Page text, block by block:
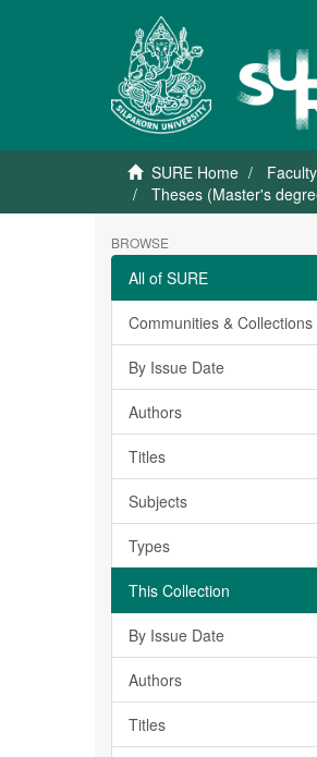
SURE Home
Theses (Master's
BROWSE
All of SURE
Communities & Collections
By Issue Date
Authors
Titles
Subjects
Types
This Collection
By Issue Date
Authors
Titles